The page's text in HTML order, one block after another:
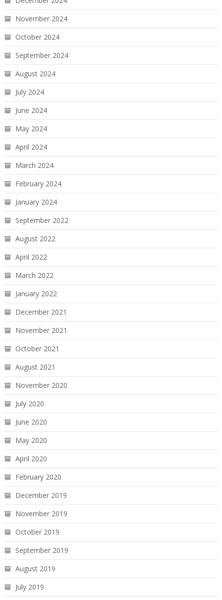
November 2024
October 2024
September 2024
August 2024
July 2024
June 2024
May 2024
April 2024
March 2024
February 2024
January 2024
September 2022
August 2022
April 2022
March 2022
January 2022
December 2021
November 2021
October 2021
August 2021
November 2020
July 2020
June 2020
May 2020
April 2020
February 2020
December 2019
November 2019
October 2019
September 2019
August 2019
July 2019